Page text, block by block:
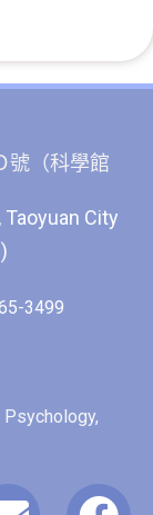
號（科學館
Taoyuan City
3499